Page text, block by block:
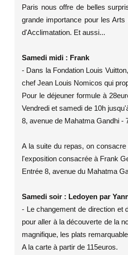
Paris nous offre de belles
grande importance pour les
d'Acclimatation. Et aussi...
Samedi midi : Frank
- Dans la Fondation Louis
chef Jean Louis Nomicos qui
Pour le déjeuner formule à
Vendredi et samedi de 10h
8, avenue de Mahatma Gandhi -
A la suite du repas, on
l'exposition consacrée à Frank
Entrée 8, avenue du Mahatma
Samedi soir : Ledoyen par
- Le changement de direction et
pour aller à la découverte de la
magnifique, les plats
A la carte à partir de 115euros.